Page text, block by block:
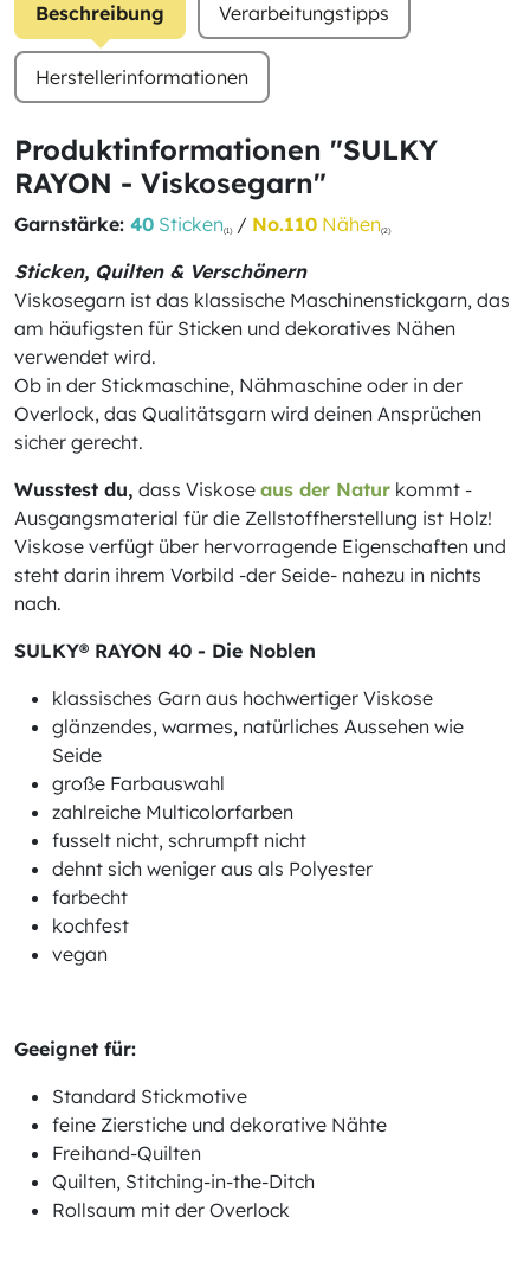
Beschreibung Verarbeitungstipps
Herstellerinformationen
Produktinformationen "SULKY
RAYON - Viskosegarn"
Garnstärke: 40 Sticken(1)/ No.110 Nähen(2)
Sticken, Quilten & Verschönern
Viskosegarn ist das klassische Maschinenstickgarn, das
am häufigsten für Sticken und dekoratives Nähen
verwendet wird.
Ob in der Stickmaschine, Nähmaschine oder in der
Overlock, das Qualitätsgarn wird deinen Ansprüchen
sicher gerecht.
Wusstest du, dass Viskose aus der Natur kommt -
Ausgangsmaterial für die Zellstoffherstellung ist Holz!
Viskose verfügt über hervorragende Eigenschaften und
steht darin ihrem Vorbild -der Seide- nahezu in nichts
nach.
SULKY® RAYON 40 - Die Noblen
klassisches Garn aus hochwertiger Viskose
glänzendes, warmes, natürliches Aussehen wie
Seide
große Farbauswahl
zahlreiche Multicolorfarben
fusselt nicht, schrumpft nicht
dehnt sich weniger aus als Polyester
farbecht
kochfest
vegan
Geeignet für:
Standard Stickmotive
feine Zierstiche und dekorative Nähte
Freihand-Quilten
Quilten, Stitching-in-the-Ditch
Rollsaum mit der Overlock